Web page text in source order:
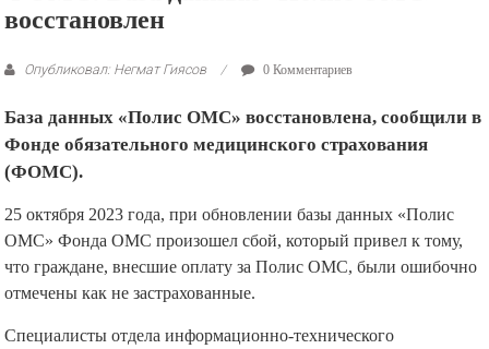
восстановлен
Опубликовал: Негмат Гиясов 0 Комментариев
База данных «Полис ОМС» восстановлена, сообщили в
Фонде обязательного медицинского страхования
(ФОМС).
25 октября 2023 года, при обновлении базы данных «Полис
ОМС» Фонда ОМС произошел сбой, который привел к тому,
что граждане, внесшие оплату за Полис ОМС, были ошибочно
отмечены как не застрахованные.
Специалисты отдела информационно-технического